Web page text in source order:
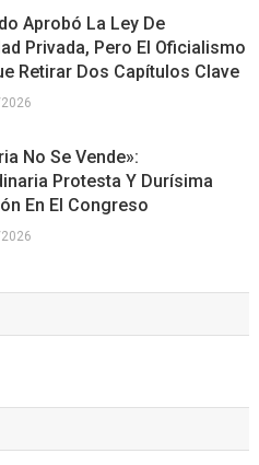
Aprobó La Ley De
Privada, Pero El Oficialismo
Retirar Dos Capítulos Clave
No Se Vende»:
Protesta Y Durísima
En El Congreso